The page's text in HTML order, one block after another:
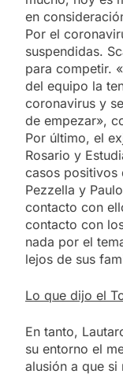
en
Por el
suspendidas.
para competir.
del equipo la
coronavirus y
de empezar»,
Por último, el
Rosario y
casos positivos
Pezzella y
contacto con
contacto con
nada por el
lejos de sus
Lo que dijo el
En tanto,
su entorno el
alusión a que si